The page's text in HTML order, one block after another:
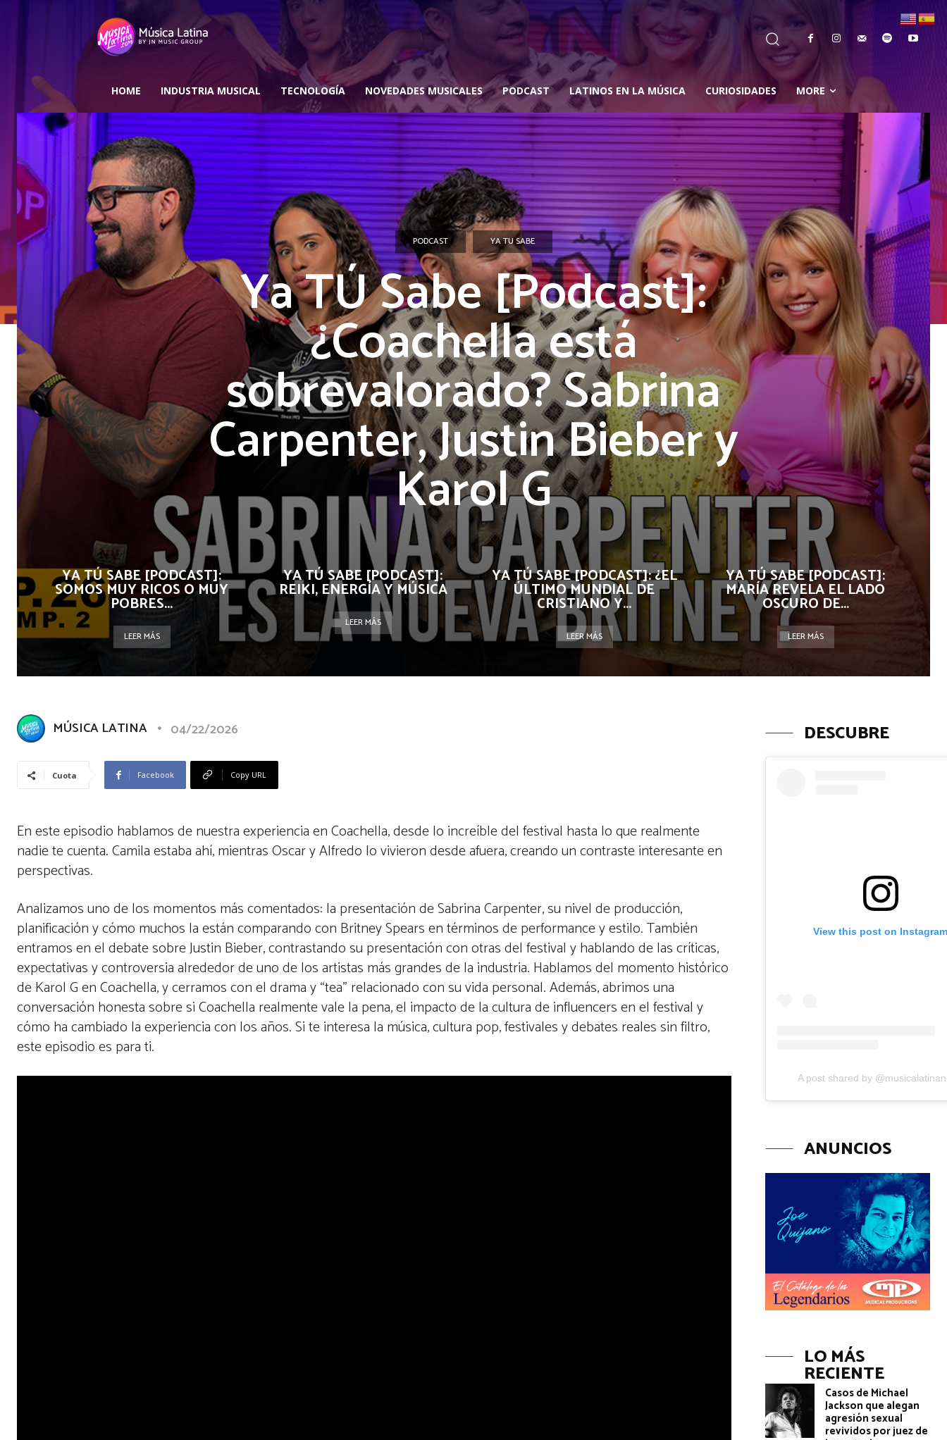
HOME INDUSTRIA MUSICAL TECNOLOGÍA NOVEDADES MUSICALES PODCAST LATINOS EN LA MÚSICA CURIOSIDADES MORE
PODCAST YA TU SABE
Ya TÚ Sabe [Podcast]:
¿Coachella está
sobrevalorado? Sabrina
Carpenter, Justin Bieber y
Karol G
YA TÚ SABE [PODCAST]:
SOMOS MUY RICOS O MUY
POBRES...
LEER MÁS
YA TÚ SABE [PODCAST]:
REIKI, ENERGÍA Y MÚSICA
LEER MÁS
YA TÚ SABE [PODCAST]: ¿EL
ÚLTIMO MUNDIAL DE
CRISTIANO Y...
LEER MÁS
YA TÚ SABE [PODCAST]:
MARÍA REVELA EL LADO
OSCURO DE...
LEER MÁS
MÚSICA LATINA 04/22/2026
Cuota Facebook Copy URL
En este episodio hablamos de nuestra experiencia en Coachella, desde lo increíble del festival hasta lo que realmente
nadie te cuenta. Camila estaba ahí, mientras Oscar y Alfredo lo vivieron desde afuera, creando un contraste interesante en
perspectivas.
Analizamos uno de los momentos más comentados: la presentación de Sabrina Carpenter, su nivel de producción,
planificación y cómo muchos la están comparando con Britney Spears en términos de performance y estilo. También
entramos en el debate sobre Justin Bieber, contrastando su presentación con otras del festival y hablando de las críticas,
expectativas y controversia alrededor de uno de los artistas más grandes de la industria. Hablamos del momento histórico
de Karol G en Coachella, y cerramos con el drama y “tea” relacionado con su vida personal. Además, abrimos una
conversación honesta sobre si Coachella realmente vale la pena, el impacto de la cultura de influencers en el festival y
cómo ha cambiado la experiencia con los años. Si te interesa la música, cultura pop, festivales y debates reales sin filtro,
este episodio es para ti.
DESCUBRE
View this post on
A post shared by
ANUNCIOS
LO MÁS
RECIENTE
Casos de Michael
Jackson que alegan
agresión sexual
revividos por juez de